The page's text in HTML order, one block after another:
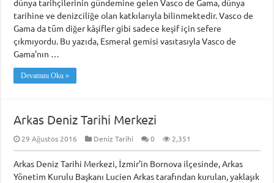
dünya tarihçilerinin gündemine gelen Vasco de Gama, dünya
tarihine ve denizciliğe olan katkılarıyla bilinmektedir. Vasco de
Gama da tüm diğer kâşifler gibi sadece keşif için sefere
çıkmıyordu. Bu yazıda, Esmeral gemisi vasıtasıyla Vasco de
Gama’nın …
Devamını Oku »
Arkas Deniz Tarihi Merkezi
29 Ağustos 2016 Deniz Tarihi 0 2,351
Arkas Deniz Tarihi Merkezi, İzmir’in Bornova ilçesinde, Arkas
Yönetim Kurulu Başkanı Lucien Arkas tarafından kurulan, yaklaşık